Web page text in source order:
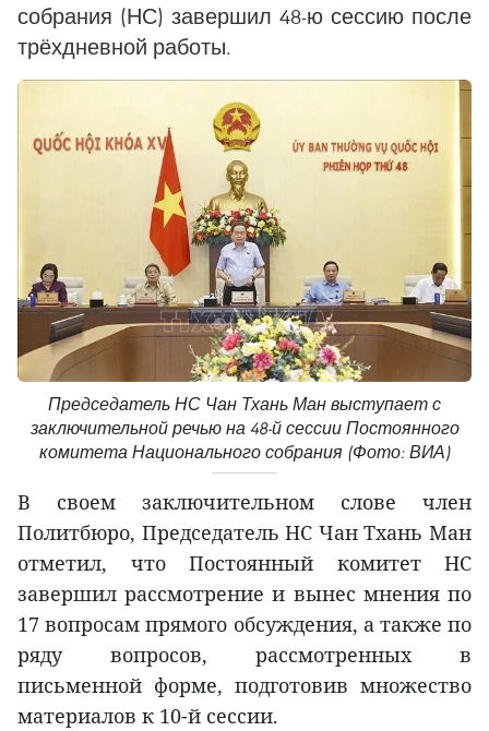
собрания (НС) завершил 48-ю сессию после
трёхдневной работы.
Председатель НС Чан Тхань Ман выступает с
заключительной речью на 48-й сессии Постоянного
комитета Национального собрания (Фото: ВИА)
В своем заключительном слове член
Политбюро, Председатель НС Чан Тхань Ман
отметил, что Постоянный комитет НС
завершил рассмотрение и вынес мнения по
17 вопросам прямого обсуждения, а также по
ряду вопросов, рассмотренных в
письменной форме, подготовив множество
материалов к 10-й сессии.